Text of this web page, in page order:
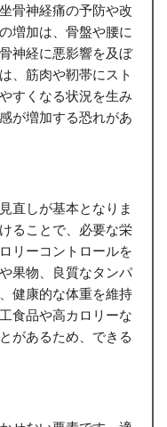
骨神経痛の予防や改
増加は、骨盤や腰に
神経に悪影響を及ぼ
、筋肉や靭帯にスト
すくなる状況を生み
が増加する恐れがあ
直しが基本となりま
ることで、必要な栄
リーコントロールを
果物、良質なタンパ
健康的な体重を維持
食品や高カロリーな
があるため、できる